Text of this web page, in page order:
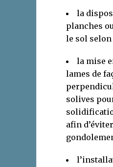
la
planches
le sol
la mise
lames de
solives
afin